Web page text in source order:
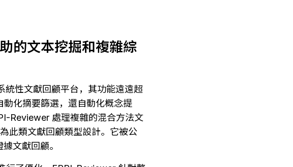
的文本挖掘和複雜綜
性文獻回顧平台，其功能遠遠超
化摘要篩選，還自動化概念提
Reviewer 處理複雜的混合方法文
此類文獻回顧類型設計。它被公
文獻回顧。